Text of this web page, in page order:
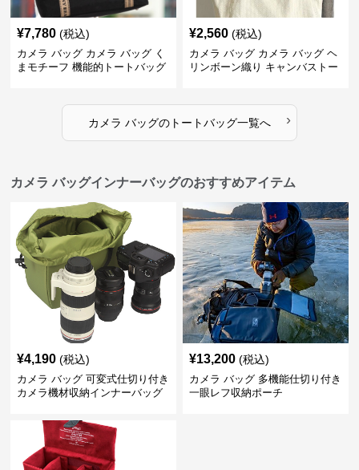
¥7,780 (税込)
カメラ バッグ カメラ バッグ く
まモチーフ 機能的トートバッグ
¥2,560 (税込)
カメラ バッグ カメラ バッグ ヘ
リンボーン織り キャンバストー
カメラ バッグのトートバッグ一覧へ ›
カメラ バッグインナーバッグのおすすめアイテム
¥4,190 (税込)
カメラ バッグ 可変式仕切り付き
カメラ機材収納インナーバッグ
¥13,200 (税込)
カメラ バッグ 多機能仕切り付き
一眼レフ収納ポーチ